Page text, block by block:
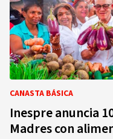
CANASTA BÁSICA
Inespre anuncia
Madres con